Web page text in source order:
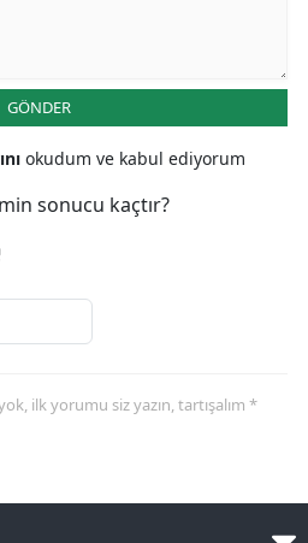
GÖNDER
okudum ve kabul ediyorum
sonucu kaçtır?
ilk yorumu siz yazın, tartışalım *